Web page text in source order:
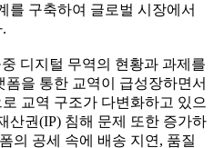
를 구축하여 글로벌 시장에서
디지털 무역의 현황과 과제를
을 통한 교역이 급성장하면서
교역 구조가 다변화하고 있으
산권(IP) 침해 문제 또한 증가하
의 공세 속에 배송 지연, 품질